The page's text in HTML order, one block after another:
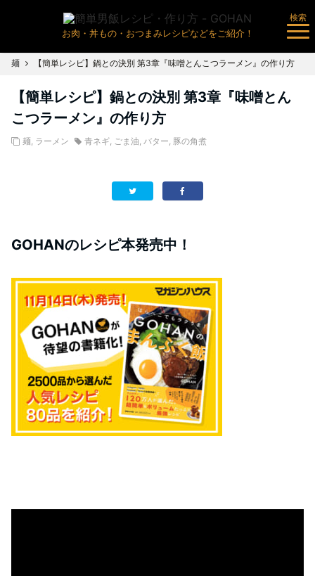
お肉・丼もの・おつまみレシピなどをご紹介！
検索
麺 【簡単レシピ】鍋との決別 第3章『味噌とんこつラーメン』の作り方
【簡単レシピ】鍋との決別 第3章『味噌とん
こつラーメン』の作り方
麺, ラーメン 青ネギ, ごま油, バター, 豚の角煮
GOHANのレシピ本発売中！